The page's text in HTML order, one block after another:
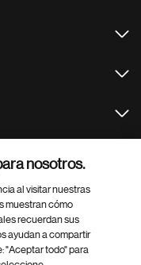
nosotros.
al visitar nuestras
muestran cómo
recuerdan sus
ayudan a compartir
"Aceptar todo" para